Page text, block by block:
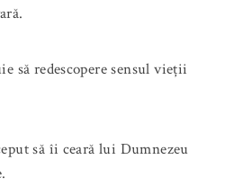
să redescopere sensul vieții
să îi ceară lui Dumnezeu